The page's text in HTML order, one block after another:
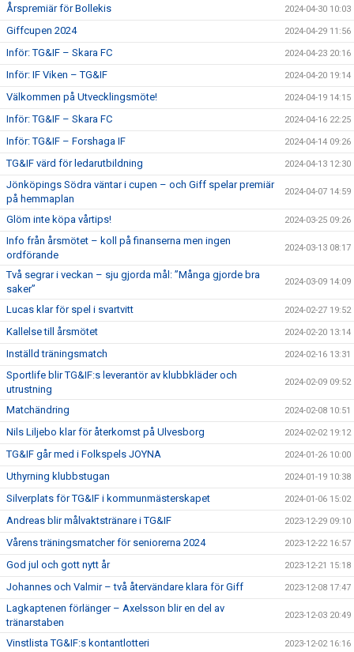
Årspremiär för Bollekis 2024-04-30 10:03
Giffcupen 2024 2024-04-29 11:56
Inför: TG&IF – Skara FC 2024-04-23 20:16
Inför: IF Viken – TG&IF 2024-04-20 19:14
Välkommen på Utvecklingsmöte! 2024-04-19 14:15
Inför: TG&IF – Skara FC 2024-04-16 22:25
Inför: TG&IF – Forshaga IF 2024-04-14 09:26
TG&IF värd för ledarutbildning 2024-04-13 12:30
Jönköpings Södra väntar i cupen – och Giff spelar premiär
på hemmaplan
2024-04-07 14:59
Glöm inte köpa vårtips! 2024-03-25 09:26
Info från årsmötet – koll på finanserna men ingen
ordförande
2024-03-13 08:17
Två segrar i veckan – sju gjorda mål: ”Många gjorde bra
saker”
2024-03-09 14:09
Lucas klar för spel i svartvitt 2024-02-27 19:52
Kallelse till årsmötet 2024-02-20 13:14
Inställd träningsmatch 2024-02-16 13:31
Sportlife blir TG&IF:s leverantör av klubbkläder och
utrustning
2024-02-09 09:52
Matchändring 2024-02-08 10:51
Nils Liljebo klar för återkomst på Ulvesborg 2024-02-02 19:12
TG&IF går med i Folkspels JOYNA 2024-01-26 10:00
Uthyrning klubbstugan 2024-01-19 10:38
Silverplats för TG&IF i kommunmästerskapet 2024-01-06 15:02
Andreas blir målvaktstränare i TG&IF 2023-12-29 09:10
Vårens träningsmatcher för seniorerna 2024 2023-12-22 16:57
God jul och gott nytt år 2023-12-21 15:18
Johannes och Valmir – två återvändare klara för Giff 2023-12-08 17:47
Lagkaptenen förlänger – Axelsson blir en del av
tränarstaben
2023-12-03 20:49
Vinstlista TG&IF:s kontantlotteri 2023-12-02 16:16